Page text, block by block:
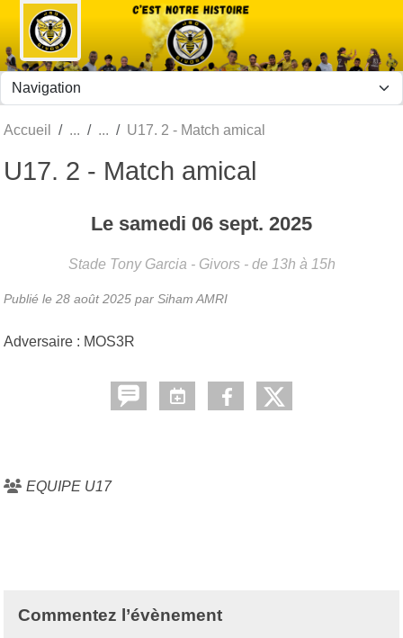
Accueil U17. 2 - Match amical
U17. 2 - Match amical
Le samedi 06 sept. 2025
Stade Tony Garcia - Givors - de 13h à 15h
Publié le 28 août 2025 par Siham AMRI
Adversaire : MOS3R
EQUIPE U17
Commentez l’évènement
Panneau de gestion des cookies